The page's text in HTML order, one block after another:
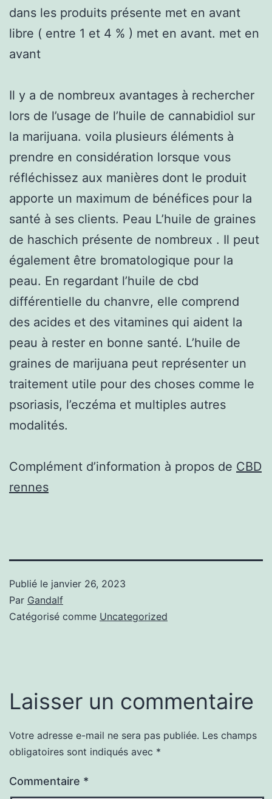
dans les produits présente met en avant
libre ( entre 1 et 4 % ) met en avant. met en
avant
Il y a de nombreux avantages à rechercher
lors de l’usage de l’huile de cannabidiol sur
la marijuana. voila plusieurs éléments à
prendre en considération lorsque vous
réfléchissez aux manières dont le produit
apporte un maximum de bénéfices pour la
santé à ses clients. Peau L’huile de graines
de haschich présente de nombreux . Il peut
également être bromatologique pour la
peau. En regardant l’huile de cbd
différentielle du chanvre, elle comprend
des acides et des vitamines qui aident la
peau à rester en bonne santé. L’huile de
graines de marijuana peut représenter un
traitement utile pour des choses comme le
psoriasis, l’eczéma et multiples autres
modalités.
Complément d’information à propos de CBD
rennes
Publié le janvier 26, 2023
Par Gandalf
Catégorisé comme Uncategorized
Laisser un commentaire
Votre adresse e-mail ne sera pas publiée. Les champs
obligatoires sont indiqués avec *
Commentaire *